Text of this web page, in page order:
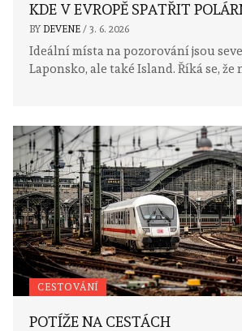
KDE V EVROPĚ SPATŘIT
BY DEVENE / 3. 6. 2026
Ideální místa na pozorování jsou
Laponsko, ale také Island. Říká se, že
CESTOVÁNÍ
POTÍŽE NA CESTÁCH